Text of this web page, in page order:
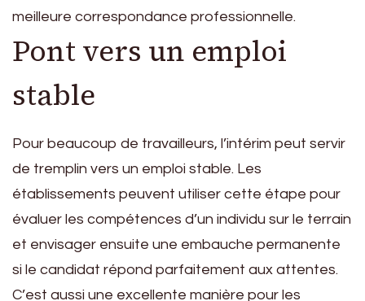
meilleure correspondance professionnelle.
Pont vers un emploi
stable
Pour beaucoup de travailleurs, l’intérim peut servir
de tremplin vers un emploi stable. Les
établissements peuvent utiliser cette étape pour
évaluer les compétences d’un individu sur le terrain
et envisager ensuite une embauche permanente
si le candidat répond parfaitement aux attentes.
C’est aussi une excellente manière pour les